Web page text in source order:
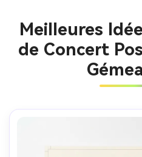
Meilleures
de Concert